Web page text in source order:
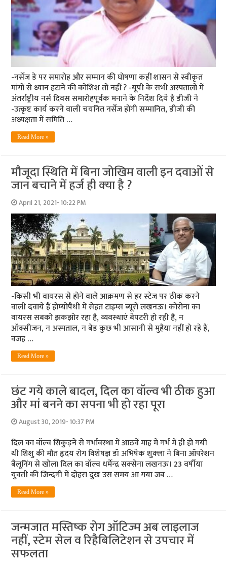
-नर्सेज डे पर समारोह और सम्मान की घोषणा कहीं शासन से स्वीकृत
मांगों से ध्यान हटाने की कोशिश तो नहीं ? -यूपी के सभी अस्पतालों में
अंतर्राष्ट्रीय नर्स दिवस समारोहपूर्वक मनाने के निर्देश दिये हैं डीजी ने
-उत्कृष्ट कार्य करने वाली चयनित नर्सेज होंगी सम्मानित, डीजी की
अध्यक्षता में समिति …
Read More »
मौजूदा स्थिति में बिना जोखिम वाली इन दवाओं से
जान बचाने में हर्ज ही क्‍या है ?
April 21, 2021- 10:22 PM
-किसी भी वायरस से होने वाले आक्रमण से हर स्‍टेज पर ठीक करने
वाली दवायें हैं होम्‍योपैथी में सेहत टाइम्‍स ब्‍यूरो लखनऊ। कोरोना का
वायरस सबको झकझोर रहा है, व्यवस्थाएं बेपटरी हो रही हैं, न
ऑक्सीजन, न अस्पताल, न बेड कुछ भी आसानी से मुहैया नहीं हो रहे हैं,
वजह …
Read More »
छंट गये काले बादल, दिल का वॉल्‍व भी ठीक हुआ
और मां बनने का सपना भी हो रहा पूरा
August 30, 2019- 10:37 PM
दिल का वॉल्‍व सिकुड़ने से गर्भावस्‍था में आठवें माह में गर्भ में ही हो गयी
थी शिशु की मौत हृदय रोग विशेषज्ञ डॉ अभिषेक शुक्‍ला ने बिना ऑपरेशन
बैलूनिंग से खोला दिल का वॉल्‍व धर्मेन्‍द्र सक्‍सेना लखनऊ। 23 वर्षीया
युवती की जिन्‍दगी में दोहरा दुख उस समय आ गया जब …
Read More »
जन्‍मजात मस्तिष्‍क रोग ऑटिज्‍म अब लाइलाज
नहीं, स्‍टेम सेल व रिहैबिलिटेशन से उपचार में
सफलता